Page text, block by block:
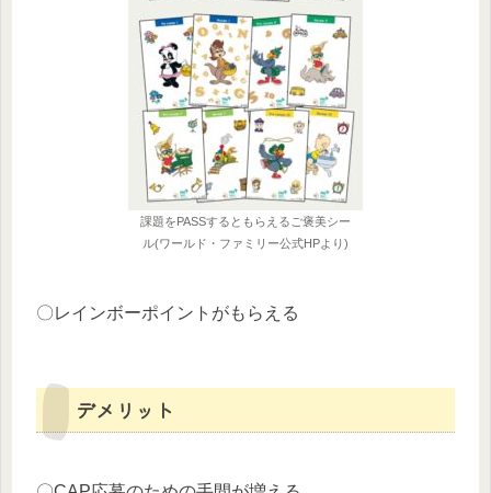
課題をPASSするともらえるご褒美シー
ル(ワールド・ファミリー公式HPより)
〇レインボーポイントがもらえる
デメリット